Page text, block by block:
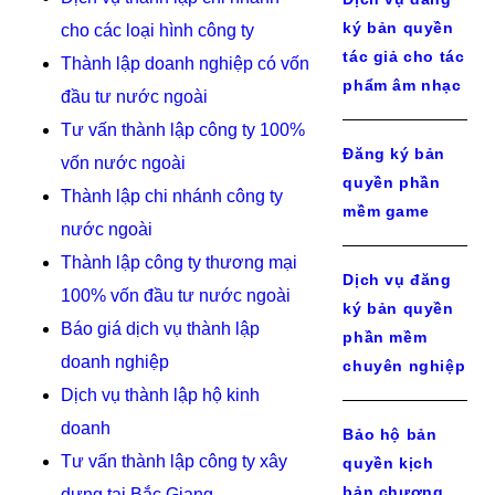
cho các loại hình công ty
Thành lập doanh nghiệp có vốn
đầu tư nước ngoài
Tư vấn thành lập công ty 100%
vốn nước ngoài
Thành lập chi nhánh công ty
nước ngoài
Thành lập công ty thương mại
100% vốn đầu tư nước ngoài
Báo giá dịch vụ thành lập
doanh nghiệp
Dịch vụ thành lập hộ kinh
doanh
Tư vấn thành lập công ty xây
ký bản quyền
tác giả cho tác
phẩm âm nhạc
Đăng ký bản
quyền phần
mềm game
Dịch vụ đăng
ký bản quyền
phần mềm
chuyên nghiệp
Bảo hộ bản
quyền kịch